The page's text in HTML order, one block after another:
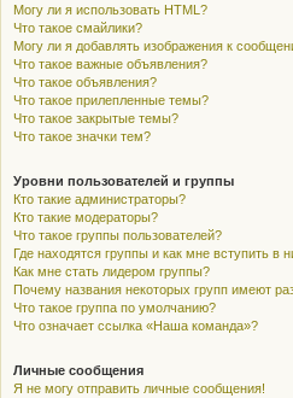
Могу ли я использовать HTML?
Что такое смайлики?
Могу ли я добавлять изображения к
Что такое важные объявления?
Что такое объявления?
Что такое прилепленные темы?
Что такое закрытые темы?
Что такое значки тем?
Уровни пользователей и группы
Кто такие администраторы?
Кто такие модераторы?
Что такое группы пользователей?
Где находятся группы и как мне вступить в
Как мне стать лидером группы?
Почему названия некоторых групп имеют
Что такое группа по умолчанию?
Что означает ссылка «Наша команда»?
Личные сообщения
Я не могу отправить личные сообщения!